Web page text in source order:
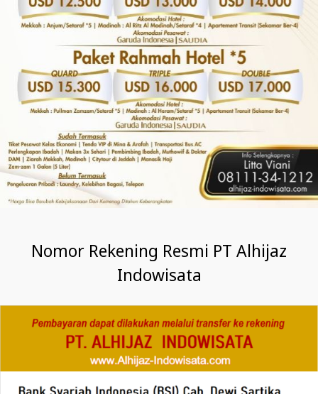
Nomor Rekening Resmi PT Alhijaz
Indowisata